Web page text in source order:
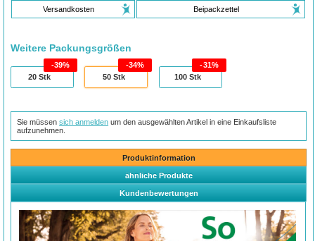
Versandkosten Beipackzettel
Weitere Packungsgrößen
20 Stk
39%
50Stk
34%
100 Stk
31%
Sie müssensich anmelden um den ausgewählten Artikel in eine Einkaufsliste
aufzunehmen.
Produktinformation
ähnliche Produkte
Kundenbewertungen